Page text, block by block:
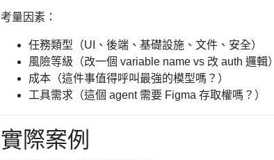
考量因素：
任務類型（UI、後端、基礎設施、文件、安全）
風險等級（改一個 variable name vs 改 auth 邏輯）
成本（這件事值得呼叫最強的模型嗎？）
工具需求（這個 agent 需要 Figma 存取權嗎？）
實際案例